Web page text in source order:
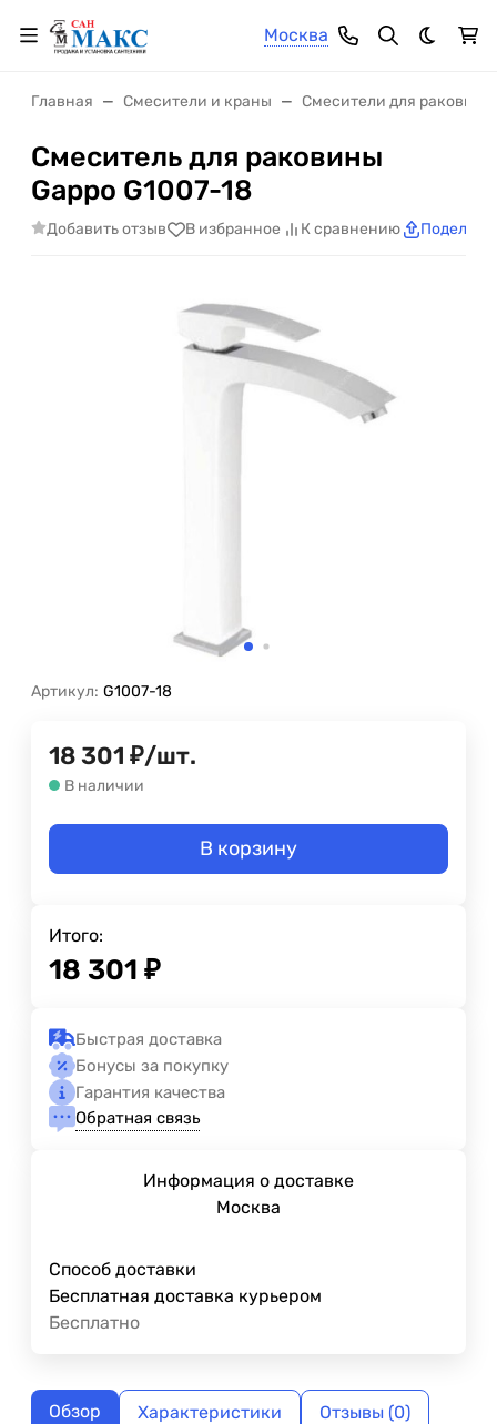
Москва
Темная
Главная Смесители и краны Смесители для раковины
Смеситель для раковины
Gappo G1007-18
Добавить отзыв В избранное К сравнению
Артикул: G1007-18
18 301 ₽/шт.
В наличии
В корзину
Итого:
18 301 ₽
Быстрая доставка
Бонусы за покупку
Гарантия качества
Обратная связь
Информация о доставке
Москва
Способ доставки
Бесплатная доставка курьером
Бесплатно
Обзор Характеристики Отзывы (0)